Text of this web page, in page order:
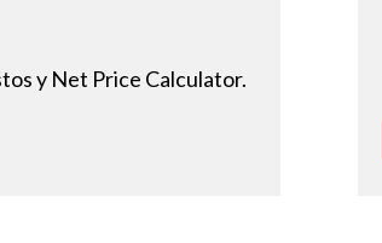
y Net Price Calculator.